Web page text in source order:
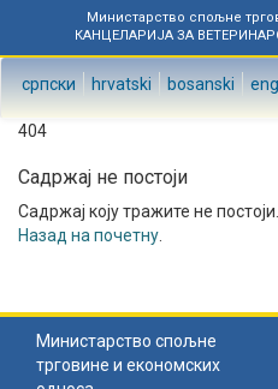
Министарство спољне
КАНЦЕЛАРИЈА ЗА
српски hrvatski bosanski
404
Садржај не постоји
Садржај коју тражите не постоји.
Назад на почетну
Министарство спољне
трговине и економских